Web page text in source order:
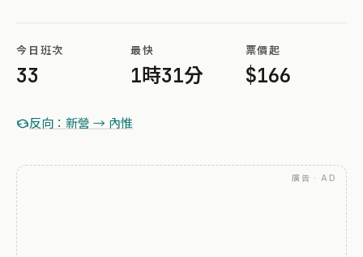
今日班次
33
最快
1時31分
票價起
$166
反向：新營 → 內惟
廣告 · AD